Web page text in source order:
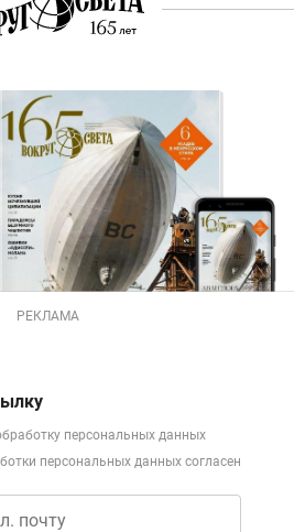
РЕКЛАМА
персональных данных
персональных данных согласен